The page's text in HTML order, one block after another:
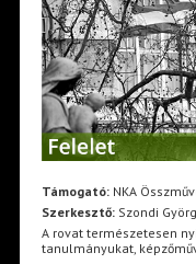
Támogató:NKA
Szerkesztő:Szondi
A rovat természetesen
tanulmányukat,